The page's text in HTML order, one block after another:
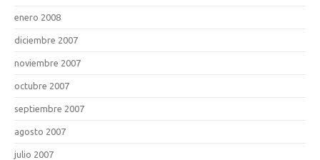
enero 2008
diciembre 2007
noviembre 2007
octubre 2007
septiembre 2007
agosto 2007
julio 2007